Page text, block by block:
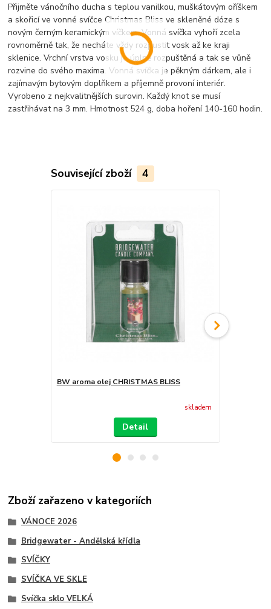
Přijměte vánočního ducha s teplou vanilkou, muškátovým oříškem
a skořicí ve vonné svíčce Christmas Bliss ve skleněné dóze s
novým černým keramickým víčkem. Vonná svíčka vyhoří zcela
rovnoměrně tak, že necháte vždy rozpustit vosk až ke kraji
sklenice. Vrchní vrstva vosku je úplně rozpuštěná a tak se vůně
rozvine do svého maxima. Vonná svíčka je pěkným dárkem, ale i
zajímavým bytovým doplňkem a příjemně provoní interiér.
Vyrobeno z nejkvalitnějších surovin. Každý knot se musí
zastřihávat na 3 mm. Hmotnost 524 g, doba hoření 140-160 hodin.
Související zboží 4
BW aroma olej CHRISTMAS BLISS
skladem
Detail
Zboží zařazeno v kategoriích
VÁNOCE 2026
Bridgewater - Andělská křídla
SVÍČKY
SVÍČKA VE SKLE
Svíčka sklo VELKÁ